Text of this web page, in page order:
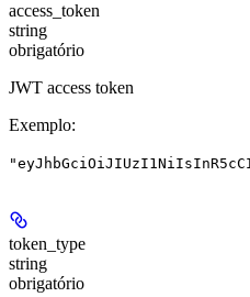
access_token
string
obrigatório
JWT access token
Exemplo:
token_type
string
obrigatório